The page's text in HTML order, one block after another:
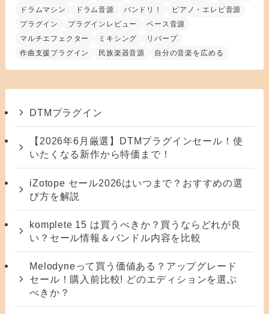
ドラムマシン
ドラム音源 バンドリ！
ピアノ・エレピ音源
プラグイン
プラグインレビュー
ベース音源
マルチエフェクター
ミキシング
リバーブ
作曲支援プラグイン
民族楽器音源 自分の音楽を広める
DTMプラグイン
【2026年6月厳選】DTMプラグインセール！使
いたくなる新作から特価まで！
iZotope セール2026はいつまで？おすすめの選
び方を解説
komplete 15 は買うべきか？買うならどれが良
い？セール情報＆バンドル内容を比較
Melodyneって買う価値ある？アップグレード
セール！購入前比較! どのエディションを選ぶ
べきか？